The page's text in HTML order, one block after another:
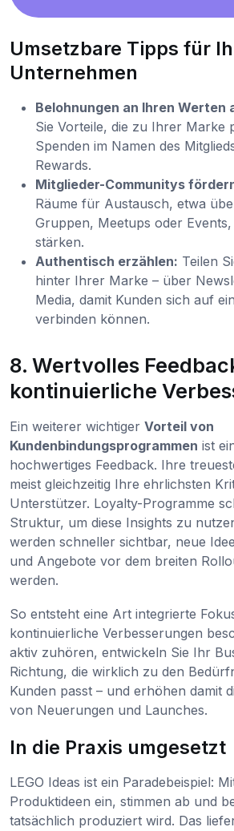
Umsetzbare Tipps für
Unternehmen
Belohnungen an Ihren Werten
Sie Vorteile, die zu Ihrer Marke
Spenden im Namen des
Rewards.
Mitglieder-Communitys
Räume für Austausch, etwa
Gruppen, Meetups oder
stärken.
Authentisch erzählen: Teilen
hinter Ihrer Marke – über
Media, damit Kunden sich auf
verbinden können.
8. Wertvolles
kontinuierliche
Ein weiterer wichtiger Vorteil von
Kundenbindungsprogrammen ist
hochwertiges Feedback. Ihre
meist gleichzeitig Ihre ehrlichsten
Unterstützer. Loyalty-Programme
Struktur, um diese Insights zu
werden schneller sichtbar, neue
und Angebote vor dem breiten
werden.
So entsteht eine Art integrierte
kontinuierliche Verbesserungen
aktiv zuhören, entwickeln Sie Ihr
Richtung, die wirklich zu den
Kunden passt – und erhöhen damit
von Neuerungen und Launches.
In die Praxis umgesetzt
LEGO Ideas ist ein Paradebeispiel:
Produktideen ein, stimmen ab und
tatsächlich produziert wird. Das